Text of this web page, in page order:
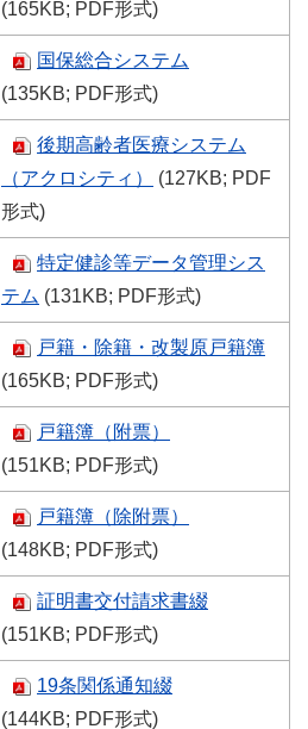
(165KB; PDF形式)
国保総合システム
(135KB; PDF形式)
後期高齢者医療システム
（アクロシティ）
(127KB; PDF
形式)
特定健診等データ管理シス
テム (131KB; PDF形式)
戸籍・除籍・改製原戸籍簿
(165KB; PDF形式)
戸籍簿（附票）
(151KB; PDF形式)
戸籍簿（除附票）
(148KB; PDF形式)
証明書交付請求書綴
(151KB; PDF形式)
19条関係通知綴
(144KB; PDF形式)